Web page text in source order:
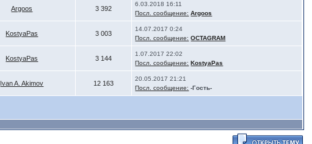
Argoos 3 392
6.03.2018 16:11
Посл. сообщение: Argoos
KostyaPas 3 003
14.07.2017 0:24
Посл. сообщение: OCTAGRAM
KostyaPas 3 144
1.07.2017 22:02
Посл. сообщение: KostyaPas
Ivan A. Akimov 12 163
20.05.2017 21:21
Посл. сообщение: -Гость-